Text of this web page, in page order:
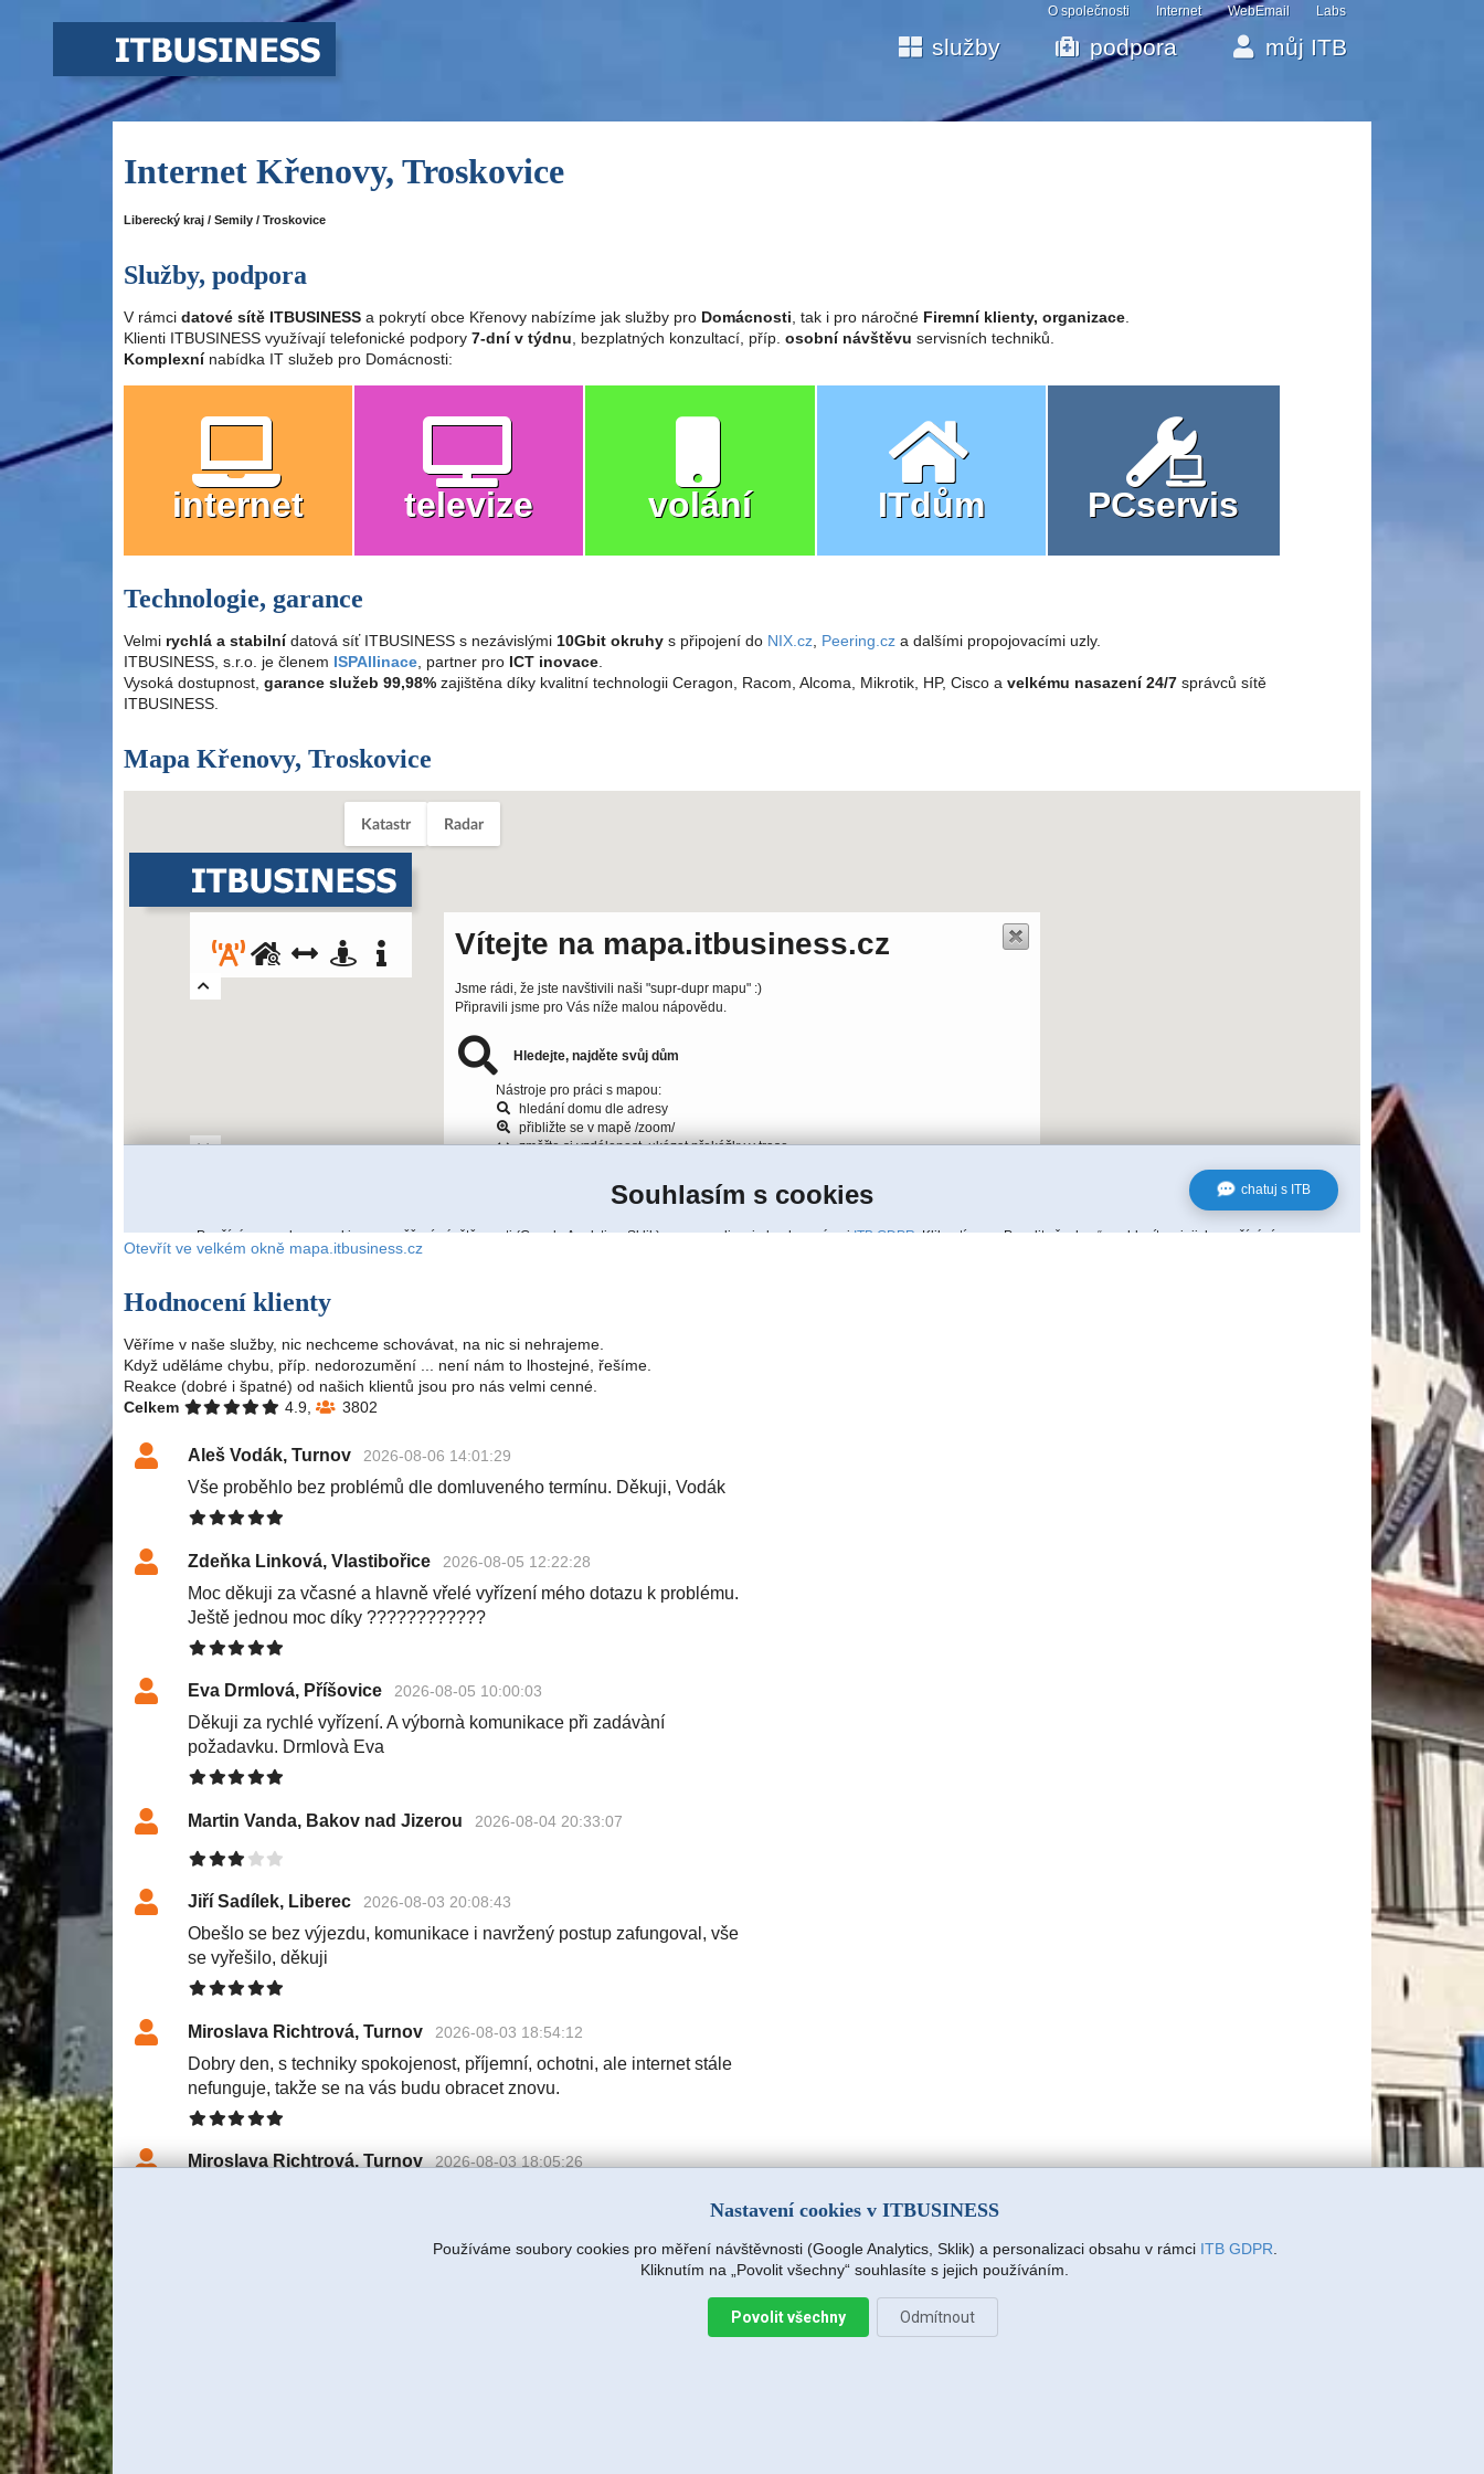
služby podpora můj ITB
O společnosti Internet WebEmail Labs
Internet Křenovy, Troskovice
Liberecký kraj / Semily / Troskovice
Služby, podpora
V rámci datové sítě ITBUSINESS a pokrytí obce Křenovy nabízíme jak služby pro Domácnosti , tak i pro náročné Firemní klienty, organizace
Klienti ITBUSINESS využívají telefonické podpory 7-dní v týdnu , bezplatných konzultací, příp. osobní návštěvu servisních techniků.
Komplexnínabídka IT služeb pro Domácnosti:
internet televize volání ITdům PCservis
Technologie, garance
Velmi rychlá a stabilnídatová síť ITBUSINESS s nezávislými 10Gbit okruhy s připojení do NIX.cz Peering.cz a dalšími propojovacími uzly.
ITBUSINESS, s.r.o. je členem ISPAllinace , partner pro ICT inovace
Vysoká dostupnost, garance služeb 99,98% zajištěna díky kvalitní technologii Ceragon, Racom, Alcoma, Mikrotik, HP, Cisco a velkému nasazení 24/7 správců sítě
ITBUSINESS.
Mapa Křenovy, Troskovice
Otevřít ve velkém okně mapa.itbusiness.cz
Hodnocení klienty
Věříme v naše služby, nic nechceme schovávat, na nic si nehrajeme.
Když uděláme chybu, příp. nedorozumění ... není nám to lhostejné, řešíme.
Reakce (dobré i špatné) od našich klientů jsou pro nás velmi cenné.
Celkem
4.9, 3802
Aleš Vodák, Turnov 2026-08-06 14:01:29
Vše proběhlo bez problémů dle domluveného termínu. Děkuji, Vodák
Zdeňka Linková, Vlastibořice 2026-08-05 12:22:28
Moc děkuji za včasné a hlavně vřelé vyřízení mého dotazu k problému.
Ještě jednou moc díky ????????????
Eva Drmlová, Příšovice 2026-08-05 10:00:03
Děkuji za rychlé vyřízení. A výbornà komunikace při zadávàní
požadavku. Drmlovà Eva
Martin Vanda, Bakov nad Jizerou 2026-08-04 20:33:07
Jiří Sadílek, Liberec 2026-08-03 20:08:43
Obešlo se bez výjezdu, komunikace i navržený postup zafungoval, vše
se vyřešilo, děkuji
Miroslava Richtrová, Turnov 2026-08-03 18:54:12
Dobry den, s techniky spokojenost, příjemní, ochotni, ale internet stále
nefunguje, takže se na vás budu obracet znovu.
Miroslava Richtrová, Turnov 2026-08-03 18:05:26
S klientkou jsme domluvili servis hned na další pracovní den (dnes),
Nastavení cookies v ITBUSINESS
Používáme soubory cookies pro měření návštěvnosti (Google Analytics, Sklik) a personalizaci obsahu v rámci ITB GDPR
Kliknutím na „Povolit všechny“ souhlasíte s jejich používáním.
Povolit všechny Odmítnout